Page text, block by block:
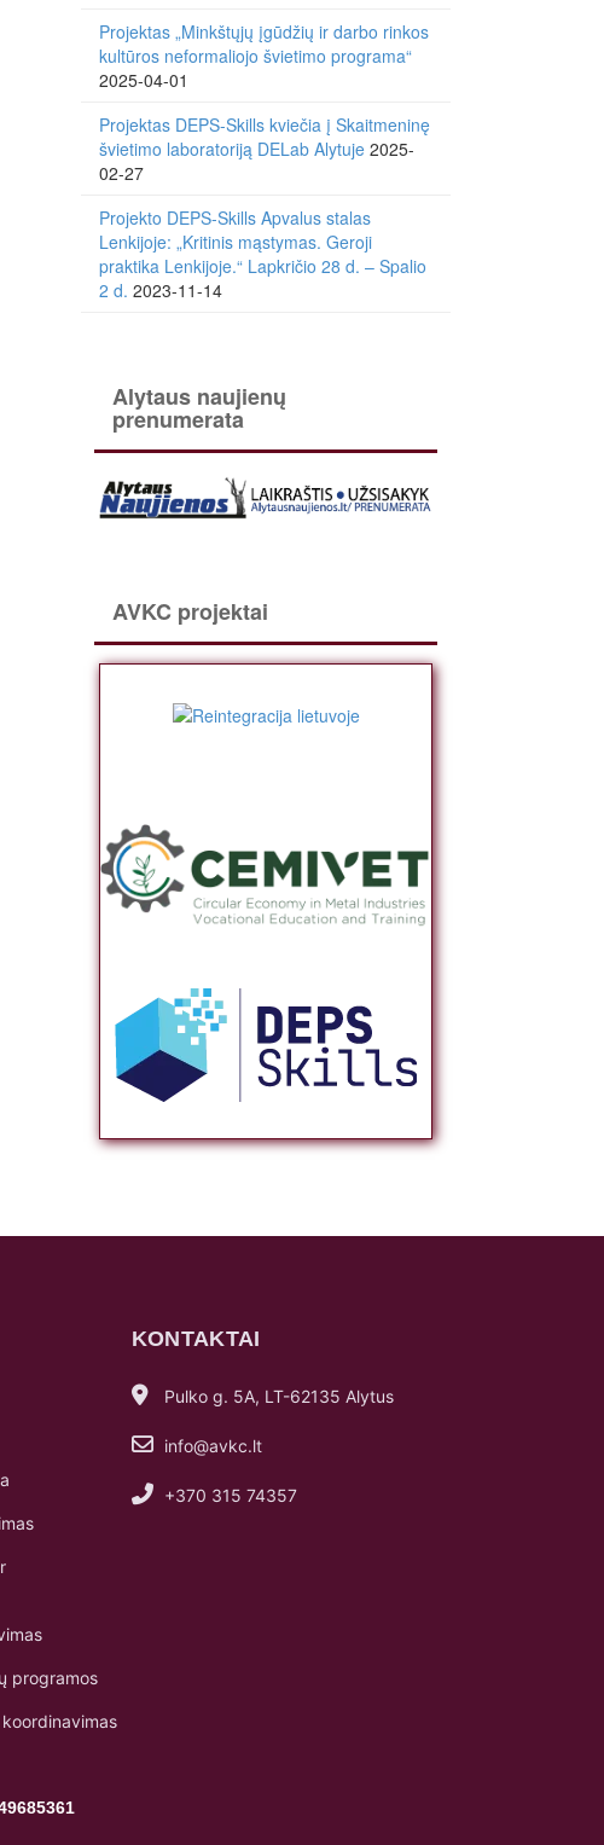
Projektas „Minkštųjų įgūdžių ir darbo rinkos
kultūros neformaliojo švietimo programa“
2025-04-01
Projektas DEPS-Skills kviečia į Skaitmeninę
švietimo laboratoriją DELab Alytuje 2025-
02-27
Projekto DEPS-Skills Apvalus stalas
Lenkijoje: „Kritinis mąstymas. Geroji
praktika Lenkijoje.“ Lapkričio 28 d. – Spalio
2 d. 2023-11-14
Alytaus naujienų
prenumerata
AVKC projektai
programos
KONTAKTAI
Pulko g. 5A, LT-62135 Alytus
info@avkc.lt
+370 315 74357